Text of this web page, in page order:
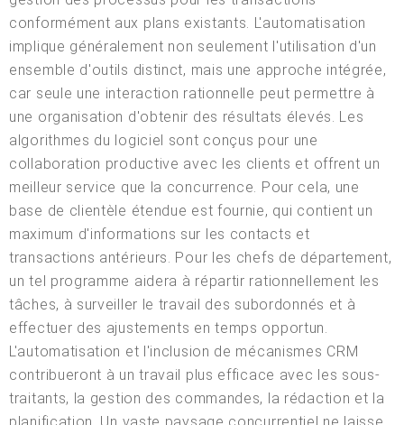
conformément aux plans existants. L'automatisation
implique généralement non seulement l'utilisation d'un
ensemble d'outils distinct, mais une approche intégrée,
car seule une interaction rationnelle peut permettre à
une organisation d'obtenir des résultats élevés. Les
algorithmes du logiciel sont conçus pour une
collaboration productive avec les clients et offrent un
meilleur service que la concurrence. Pour cela, une
base de clientèle étendue est fournie, qui contient un
maximum d'informations sur les contacts et
transactions antérieurs. Pour les chefs de département,
un tel programme aidera à répartir rationnellement les
tâches, à surveiller le travail des subordonnés et à
effectuer des ajustements en temps opportun.
L'automatisation et l'inclusion de mécanismes CRM
contribueront à un travail plus efficace avec les sous-
traitants, la gestion des commandes, la rédaction et la